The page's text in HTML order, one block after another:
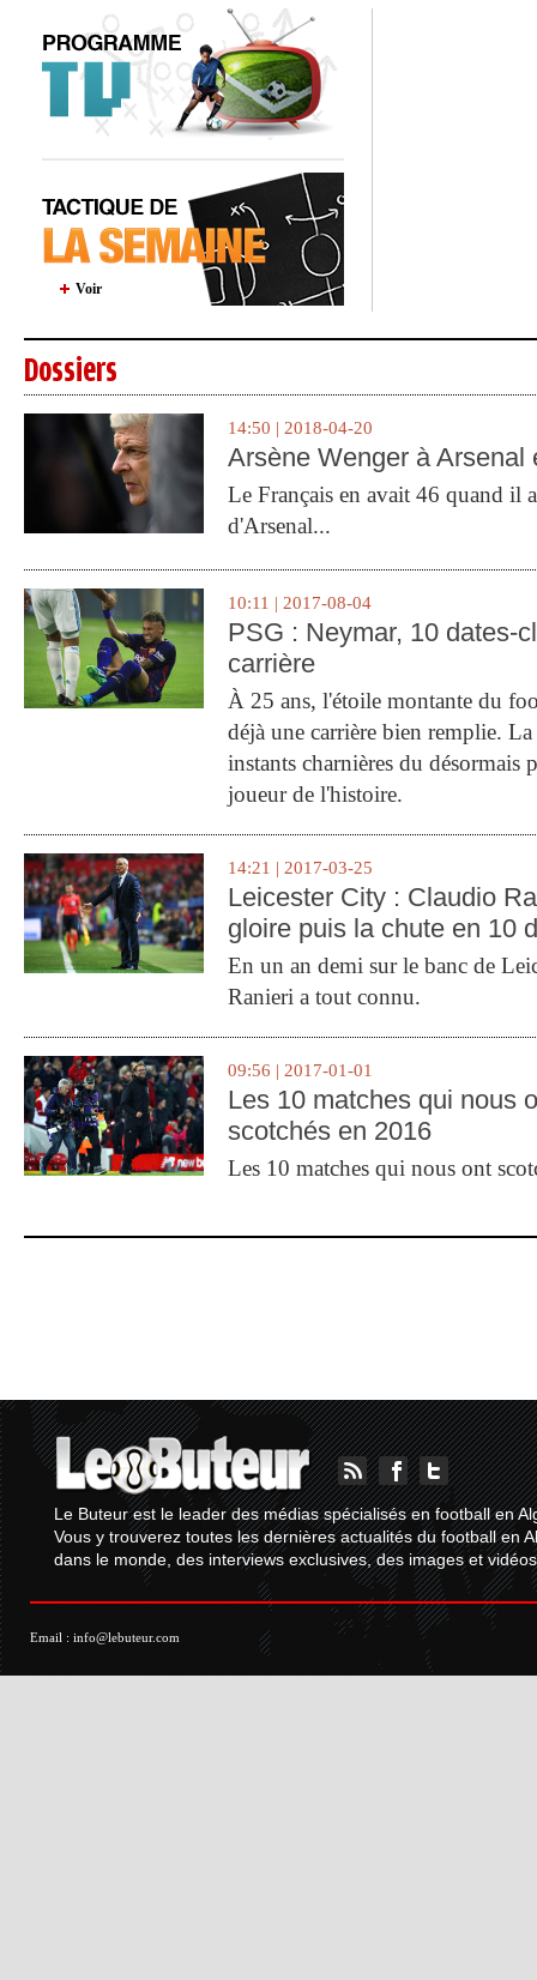
Voir
Dossiers
14:50 | 2018-04-20
Arsène Wenger à Arsenal
Le Français en avait 46 quand il
d'Arsenal...
10:11 | 2017-08-04
PSG : Neymar, 10 dates-
carrière
À 25 ans, l'étoile montante du
déjà une carrière bien remplie.
instants charnières du désormais
joueur de l'histoire.
14:21 | 2017-03-25
Leicester City : Claudio
gloire puis la chute en 10
En un an demi sur le banc de
Ranieri a tout connu.
09:56 | 2017-01-01
Les 10 matches qui nous
scotchés en 2016
Les 10 matches qui nous ont
Le Buteur est le leader des médias spécialisés en football en
Vous y trouverez toutes les dernières actualités du football en
dans le monde, des interviews exclusives, des images et
Email : info@lebuteur.com